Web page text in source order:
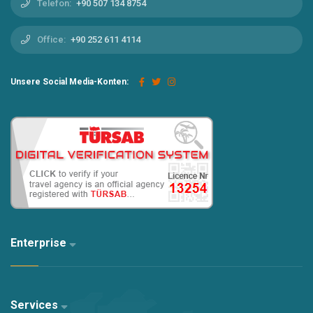
Telefon: +90 507 134 8754
Office: +90 252 611 4114
Unsere Social Media-Konten:
Enterprise
Services